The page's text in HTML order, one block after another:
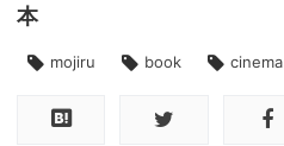
本
mojiru book cinema